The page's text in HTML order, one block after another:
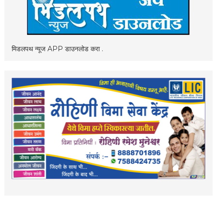
मिडलपथ न्यूज APP डाउनलोड करा .